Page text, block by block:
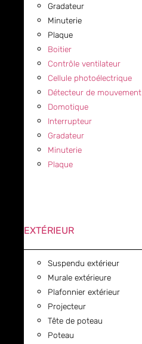
Gradateur
Minuterie
Plaque
Boitier
Contrôle ventilateur
Cellule photoélectrique
Détecteur de mouvement
Domotique
Interrupteur
Gradateur
Minuterie
Plaque
EXTÉRIEUR
Suspendu extérieur
Murale extérieure
Plafonnier extérieur
Projecteur
Tête de poteau
Poteau